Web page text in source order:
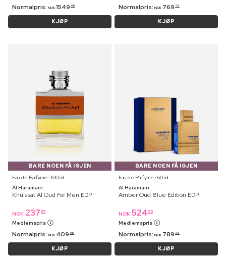
Normalpris: NOK 1549 95
KJØP
Normalpris: NOK 769 95
KJØP
BARE NOEN FÅ IGJEN
Eau de Parfyme ⋅ 100 ml
Al Haramain
Khulasat Al Oud For Men EDP
NOK 237 95
Medlemspris
Normalpris: NOK 409 95
KJØP
BARE NOEN FÅ IGJEN
Eau de Parfyme ⋅ 60 ml
Al Haramain
Amber Oud Blue Edition EDP
NOK 524 95
Medlemspris
Normalpris: NOK 789 95
KJØP